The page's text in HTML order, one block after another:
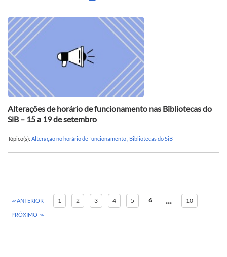
Alterações de horário de funcionamento nas Bibliotecas do
SiB – 15 a 19 de setembro
Tópico(s): Alteração no horário de funcionamento Bibliotecas do SiB
ANTERIOR 1 2 3 4 5 6 ... 10
PRÓXIMO